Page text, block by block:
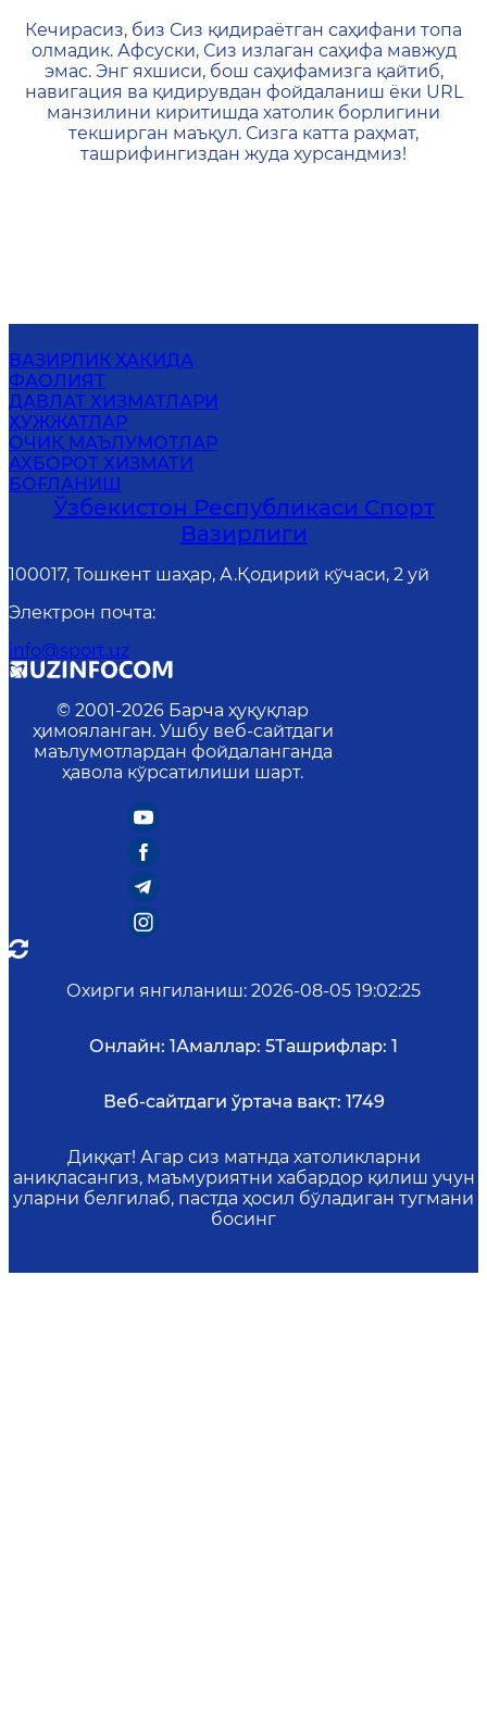
404 — Страница не
Кечирасиз, биз Сиз қидираётган саҳифани топа
олмадик. Афсуски, Сиз излаган саҳифа мавжуд
эмас. Энг яхшиси, бош саҳифамизга қайтиб,
навигация ва қидирувдан фойдаланиш ёки URL
манзилини киритишда хатолик борлигини
текширган маъқул. Сизга катта раҳмат,
ташрифингиздан жуда хурсандмиз!
ВАЗИРЛИК ҲАҚИДА
ФАОЛИЯТ
ДАВЛАТ ХИЗМАТЛАРИ
ҲУЖЖАТЛАР
ОЧИҚ МАЪЛУМОТЛАР
АХБОРОТ ХИЗМАТИ
БОҒЛАНИШ
Ўзбекистон Республикаси Спорт
Вазирлиги
100017, Тошкент шаҳар, А.Қодирий кўчаси, 2 уй
Электрон почта:
info@sport.uz
© 2001-2026 Барча ҳуқуқлар
ҳимояланган. Ушбу веб-сайтдаги
маълумотлардан фойдаланганда
ҳавола кўрсатилиши шарт.
Охирги янгиланиш: 2026-08-05 19:02:25
Онлайн: 1Амаллар: 5Ташрифлар: 1
Веб-сайтдаги ўртача вақт: 1749
Диққат! Агар сиз матнда хатоликларни
аниқласангиз, маъмуриятни хабардор қилиш учун
уларни белгилаб, пастда ҳосил бўладиган тугмани
босинг